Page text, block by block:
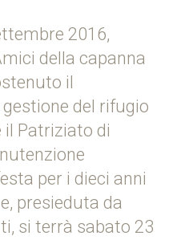
2016,
della capanna
il
del rifugio
il Patriziato di
per i dieci anni
presieduta da
si terrà sabato 23